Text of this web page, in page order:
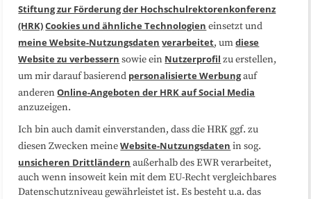
Medienarbeit Kooperationen
Datenschutzerklärung Impressum
Sitemap
Folgen Sie uns
Stiftung zur Förderung der Hochschulrektorenkonferenz
(HRK)Cookies und ähnliche Technologien einsetzt und
meine Website-Nutzungsdaten verarbeitet, umdiese
Website zu verbessern sowie ein Nutzerprofil zu erstellen,
um mir darauf basierend personalisierte Werbungauf
anderenOnline-Angeboten der HRK auf Social Media
anzuzeigen.
Ich bin auch damit einverstanden, dass die HRK ggf. zu
diesen Zwecken meineWebsite-Nutzungsdaten in sog.
unsicheren Drittländern außerhalb des EWR verarbeitet,
auch wenn insoweit kein mit dem EU-Recht vergleichbares
Datenschutzniveau gewährleistet ist. Es besteht u.a. das